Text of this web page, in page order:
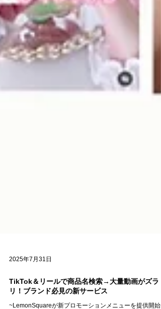
2025年7月31日
TikTok＆リールで商品名検索→大量動画がズラ